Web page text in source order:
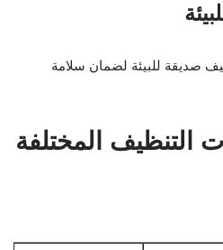
صديقة للبيئة لضمان سلامة
التنظيف المختلفة